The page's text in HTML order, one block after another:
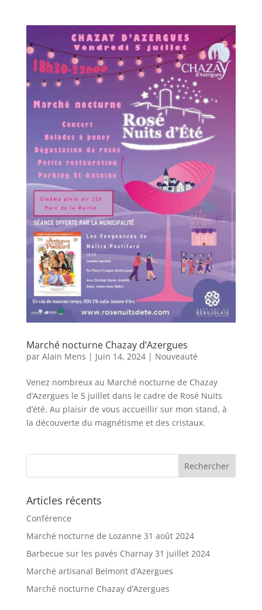
Marché nocturne Chazay d’Azergues
par Alain Mens | Juin 14, 2024| Nouveauté
Venez nombreux au Marché nocturne de Chazay
d’Azergues le 5 juillet dans le cadre de Rosé Nuits
d’été. Au plaisir de vous accueillir sur mon stand, à
la découverte du magnétisme et des cristaux.
Articles récents
Conférence
Marché nocturne de Lozanne 31 août 2024
Barbecue sur les pavés Charnay 31 juillet 2024
Marché artisanal Belmont d’Azergues
Marché nocturne Chazay d’Azergues